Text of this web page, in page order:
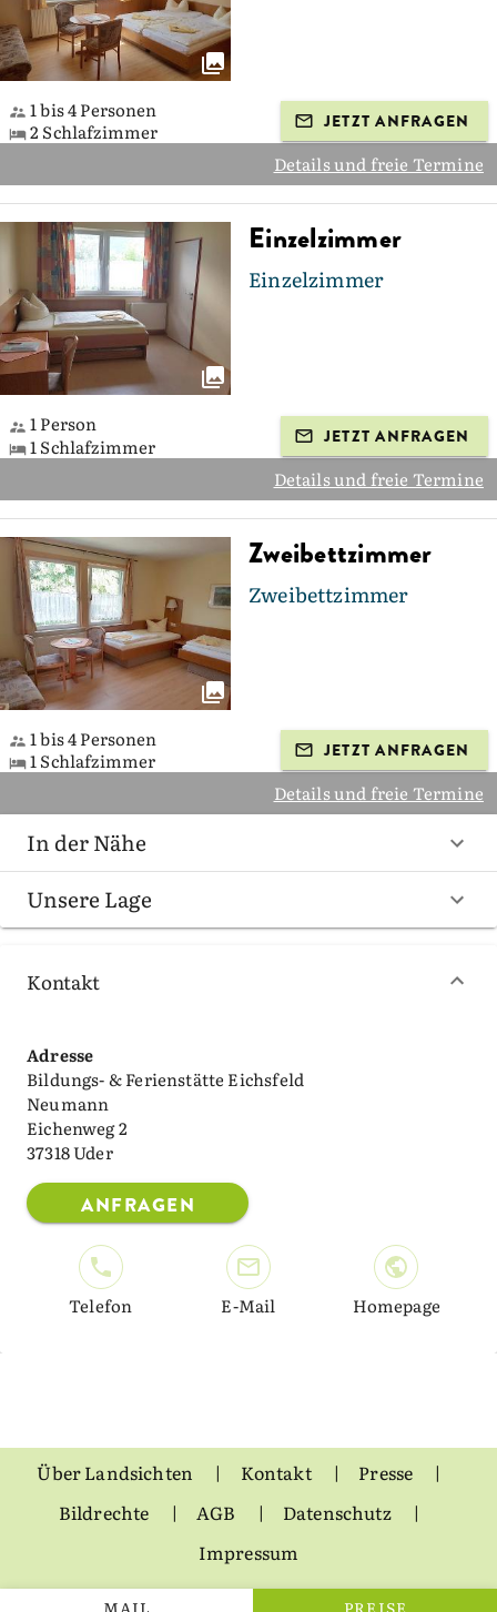
MAIL PREISE
1 bis 4 Personen
2 Schlafzimmer
JETZT ANFRAGEN
Details und freie Termine
Einzelzimmer
Einzelzimmer
1 Person
1 Schlafzimmer
JETZT ANFRAGEN
Details und freie Termine
Zweibettzimmer
Zweibettzimmer
1 bis 4 Personen
1 Schlafzimmer
JETZT ANFRAGEN
Details und freie Termine
In der Nähe
Unsere Lage
Kontakt
Adresse
Bildungs- & Ferienstätte Eichsfeld
Neumann
Eichenweg 2
37318 Uder
ANFRAGEN
Telefon E-Mail Homepage
Über Landsichten Kontakt
Presse
Bildrechte
AGB
Datenschutz
Impressum